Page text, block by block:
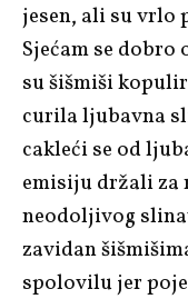
jesen, ali su vrlo
Sjećam se
su šišmiši
curila ljubavna
cakleći se od
emisiju držali za
neodoljivog
zavidan
spolovilu jer